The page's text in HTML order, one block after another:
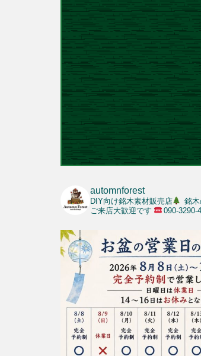
automnforest
DIY向け銘木素材販売店 銘
ご来店大歓迎です
090-3290-